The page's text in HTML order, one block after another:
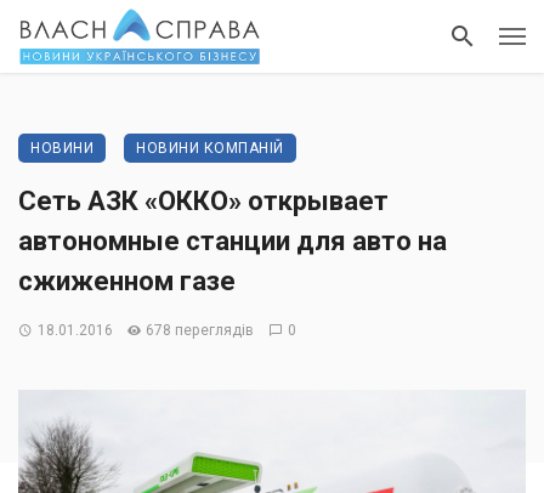
НОВИНИ НОВИНИ КОМПАНІЙ
Сеть АЗК «ОККО» открывает
автономные станции для авто на
сжиженном газе
18.01.2016 678 переглядів 0